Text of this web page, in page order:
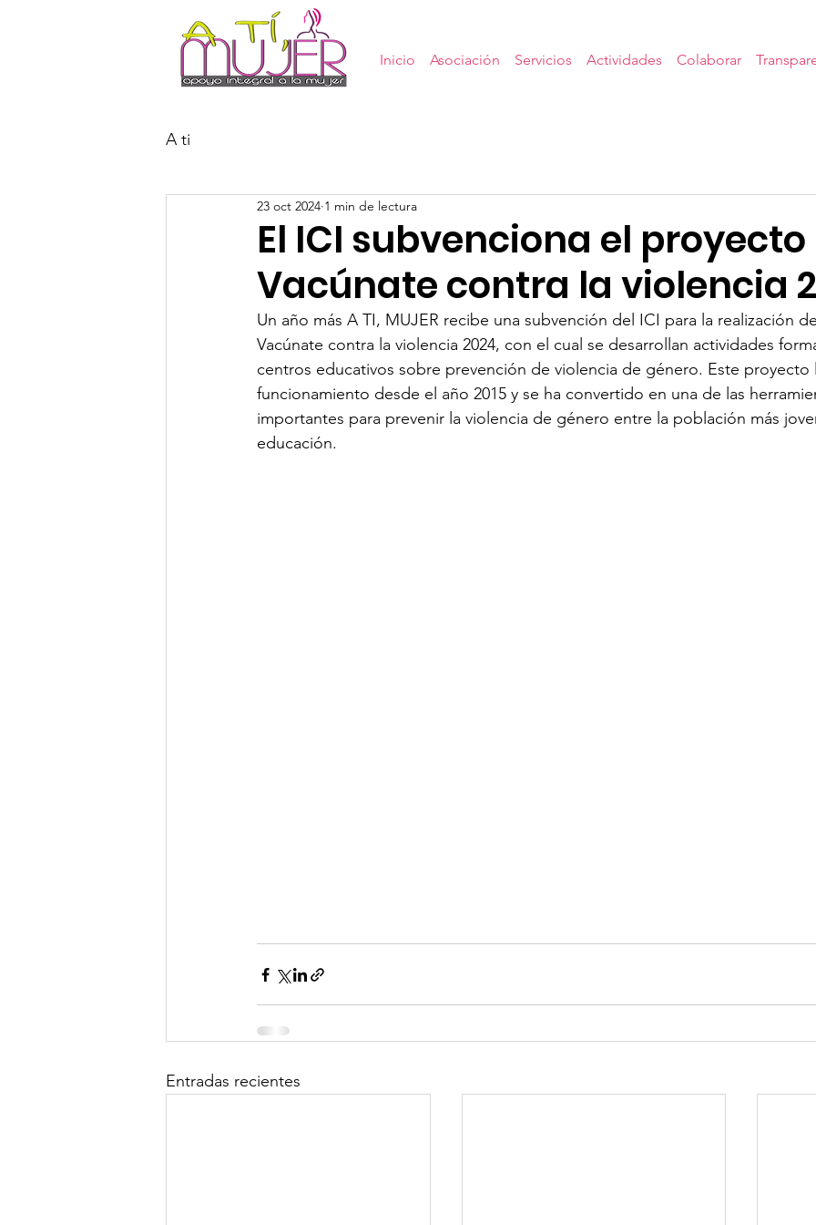
Inicio Asociación Servicios Actividades Colaborar
A ti
El ICI subvenciona el proyecto
Vacúnate contra la violencia
23 oct 2024 1 min de lectura
Un año más A TI, MUJER recibe una subvención del ICI para la realización
Vacúnate contra la violencia 2024, con el cual se desarrollan actividades
centros educativos sobre prevención de violencia de género. Este
funcionamiento desde el año 2015 y se ha convertido en una de las
importantes para prevenir la violencia de género entre la población más
educación.
Entradas recientes